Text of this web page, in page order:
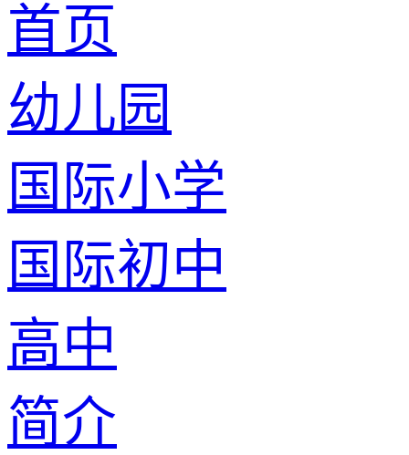
首页
幼儿园
国际小学
国际初中
高中
简介